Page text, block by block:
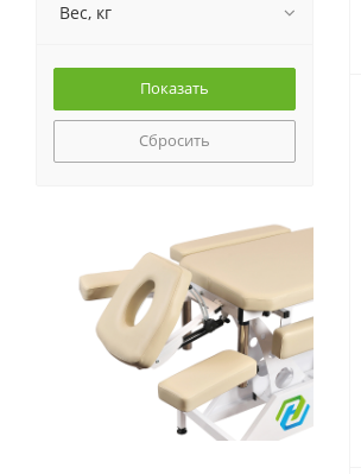
Вес, кг
Сбросить